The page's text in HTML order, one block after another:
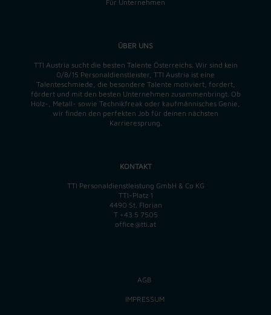
Für Unternehmen
ÜBER UNS
TTI Austria sucht die besten Talente Österreichs. Wir sind kein
0/8/15 Personaldienstleister, TTI Austria ist eine
Talenteschmiede, die besondere Talente motiviert, fordert,
fördert und mit den besten Unternehmen zusammenbringt. Ob
Holz-, Metall- sowie Technikfreak oder kaufmännisches Genie,
wir finden den perfekten Job für deinen nächsten
Karrieresprung.
KONTAKT
TTI Personaldienstleistung GmbH & Co KG
TTI-Platz 1
4490 St. Florian
T +43 5 7505
office@tti.at
AGB
IMPRESSUM